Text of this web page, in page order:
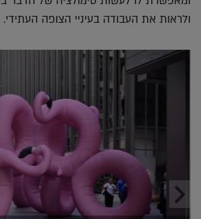
ולראות את העבודה בעיניי הצופה העתידי.